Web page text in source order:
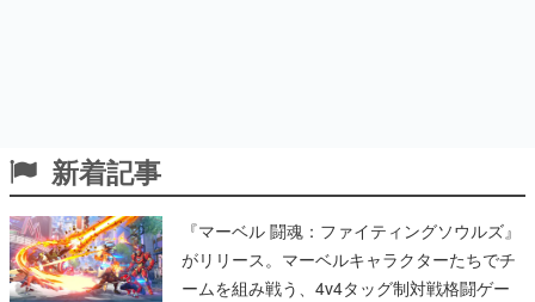
新着記事
『マーベル 闘魂：ファイティングソウルズ』
がリリース。マーベルキャラクターたちでチ
ームを組み戦う、4v4タッグ制対戦格闘ゲー